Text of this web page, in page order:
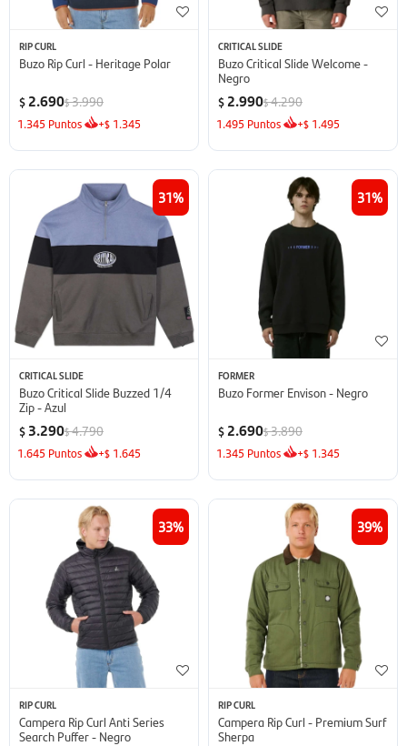
RIP CURL
Buzo Rip Curl - Heritage Polar
$ 2.690$3.990
1.345 Puntos +$ 1.345
CRITICAL SLIDE
Buzo Critical Slide Welcome -
Negro
$ 2.990$4.290
1.495 Puntos +$ 1.495
31
CRITICAL SLIDE
Buzo Critical Slide Buzzed 1/4
Zip - Azul
$ 3.290$4.790
1.645 Puntos +$ 1.645
31
FORMER
Buzo Former Envison - Negro
$ 2.690$3.890
1.345 Puntos +$ 1.345
33
RIP CURL
Campera Rip Curl Anti Series
Search Puffer - Negro
39
RIP CURL
Campera Rip Curl - Premium Surf
Sherpa